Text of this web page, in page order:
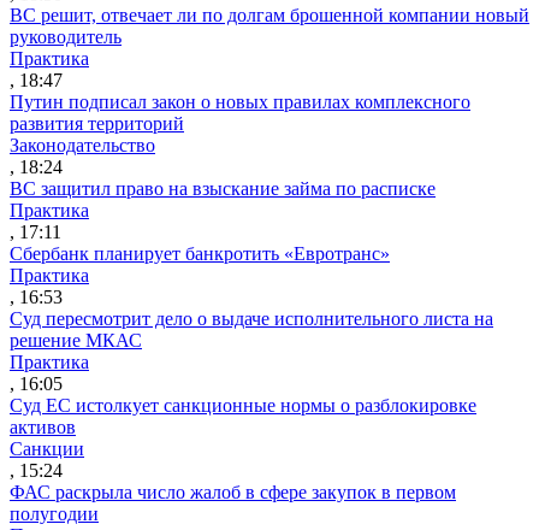
ВС решит, отвечает ли по долгам брошенной компании новый
руководитель
Практика
, 18:47
Путин подписал закон о новых правилах комплексного
развития территорий
Законодательство
, 18:24
ВС защитил право на взыскание займа по расписке
Практика
, 17:11
Сбербанк планирует банкротить «Евротранс»
Практика
, 16:53
Суд пересмотрит дело о выдаче исполнительного листа на
решение МКАС
Практика
, 16:05
Суд ЕС истолкует санкционные нормы о разблокировке
активов
Санкции
, 15:24
ФАС раскрыла число жалоб в сфере закупок в первом
полугодии